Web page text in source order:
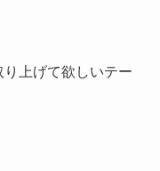
り上げて欲しいテー